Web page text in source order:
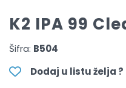
K2 IPA 99
Šifra: B504
Dodaj u listu želja ?